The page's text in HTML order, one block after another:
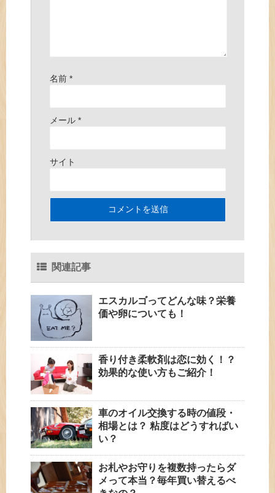
名前 *
メール *
サイト
関連記事
エスカルゴってどんな味？栄養
価や卵についても！
香り付き柔軟剤は恋に効く！？
効果的な使い方もご紹介！
車のオイル交換する時の値段・
相場とは？ 粘度はどうすればい
い？
お札やお守りを複数持ったらダ
メって本当？毎年買い替えるべ